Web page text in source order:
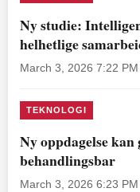
Ny studie:
helhetlige
March 3, 2026 7:22 PM
TEKNOLOGI
Ny oppdagelse
behandlingsbar
March 3, 2026 6:23 PM